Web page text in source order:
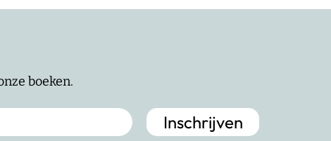
boeken.